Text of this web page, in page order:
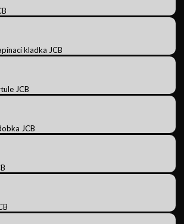
kladka JCB
JCB
JCB